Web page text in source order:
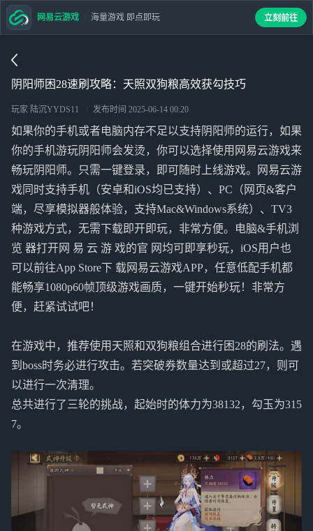
阴阳师困28速刷攻略：天照双狗粮高效获勾技巧
玩家 陆沉YYDS11 发布时间 2025-06-14 00:20
如果你的手机或者电脑内存不足以支持阴阳师的运行，如果
你的手机游玩阴阳师会发烫，你可以选择使用网易云游戏来
畅玩阴阳师。只需一键登录，即可随时上线游戏。网易云游
戏同时支持手机（安卓和iOS均已支持）、PC（网页&客户
端，尽享模拟器般体验，支持Mac&Windows系统）、TV3
种游戏方式，无需下载即开即玩，非常方便。电脑&手机浏
览 器打开网 易 云 游 戏的官 网均可即享秒玩，iOS用户也
可以前往App Store下 载网易云游戏APP，任意低配手机都
能畅享1080p60帧顶级游戏画质，一键开始秒玩！非常方
便，赶紧试试吧！
在游戏中，推荐使用天照和双狗粮组合进行困28的刷法。遇
到boss时务必进行攻击。若突破券数量达到或超过27，则可
以进行一次清理。
总共进行了三轮的挑战，起始时的体力为38132，勾玉为315
7。
网易云游戏 海量游戏 即点即玩 立刻前往